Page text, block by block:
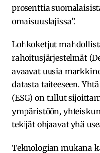
prosenttia
omaisuuslajissa”.
Lohkoketjut
rahoitusjärjestelmät
avaavat uusia
datasta taiteeseen.
(ESG) on tullut
ympäristöön,
tekijät ohjaavat yhä
Teknologian mukana